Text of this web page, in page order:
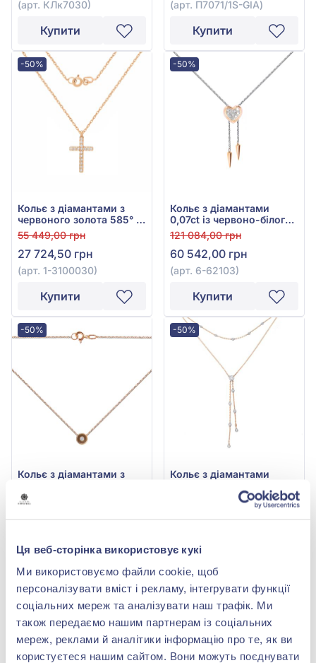
Ця веб-сторінка використовує кукі
Ми використовуємо файли cookie, щоб
персоналізувати вміст і рекламу, інтегрувати функції
соціальних мереж та аналізувати наш трафік. Ми
також передаємо нашим партнерам із соціальних
мереж, реклами й аналітики інформацію про те, як ви
користуєтеся нашим сайтом. Вони можуть поєднувати
(арт. КЛк7030)
Купити
(арт. П7071/1S-GIA)
Купити
-50%
Кольє з діамантами з
червоного золота 585° з
діамантом 0,09ct, арт. 1-
3100030
55 449,00 грн
27 724,50 грн
(арт. 1-3100030)
Купити
-50%
Кольє з діамантами
0,07ct із червоно-білого
золота 585°, арт. 6-62103
121 084,00 грн
60 542,00 грн
(арт. 6-62103)
Купити
-50%
Кольє з діамантами з
діамантом 0,01ct, арт. 1-
6100001
49 092,00 грн
-50%
Кольє з діамантами
золота 585°, арт. 6-62077
154 518,00 грн
-50% -50%